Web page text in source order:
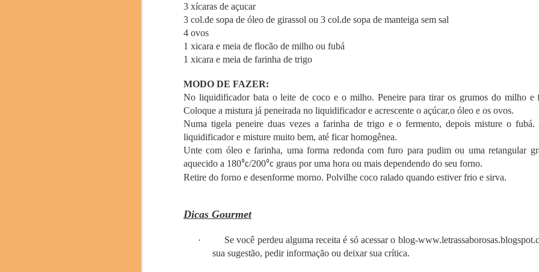
3 xícaras de açucar
3 col.de sopa de óleo de girassol ou 3 col.de sopa de manteiga sem sal
4 ovos
1 xicara e meia de flocão de milho ou fubá
1 xicara e meia de farinha de trigo
MODO DE FAZER:
No liquidificador bata o leite de coco e o milho. Peneire para tirar os grumos do milho e
Coloque a mistura já peneirada no liquidificador e acrescente o açúcar,o óleo e os ovos.
Numa tigela peneire duas vezes a farinha de trigo e o fermento, depois misture o fubá.
liquidificador e misture muito bem, até ficar homogênea.
Unte com óleo e farinha, uma forma redonda com furo para pudim ou uma retangular
aquecido a 180⁰c/200⁰c graus por uma hora ou mais dependendo do seu forno.
Retire do forno e desenforme morno. Polvilhe coco ralado quando estiver frio e sirva.
Dicas Gourmet
·
Se você perdeu alguma receita é só acessar o blog-
sua sugestão, pedir informação ou deixar sua crítica.
texturas. Com a coordenação de Harold McGee, Kumiko Ninomiya (Centro de Informações
(Cientista Ajinomoto) e os chefs Takuji Takahashi (Restaurante Kinobu), Motokazu
Soden Nakamura), Mitsuru Saiki (Restaurante Jikssinbo Saiki).